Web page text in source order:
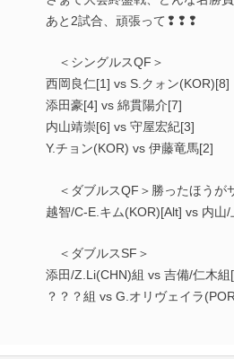
あと2試合、頑張って❢❢❢
＜シングルスQF＞
西岡良仁[1] vs S.クォン(KOR)[8]
添田豪[4] vs 綿貫陽介[7]
内山靖崇[6] vs 守屋宏紀[3]
Y.チョン(KOR) vs 伊藤竜馬[2]
＜ダブルスQF＞勝ったほうが
越智/C-E.キム(KOR)[Alt] vs 内山/
＜ダブルスSF＞
添田/Z.Li(CHN)組 vs 吉備/仁木組
？？？組 vs G.オリヴェイラ